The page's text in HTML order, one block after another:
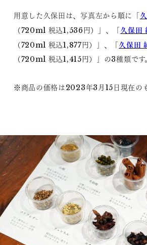
用意した久保田は、写真左から順に「
（720ml 税込1,536円）」、「久保田
（720ml 税込1,877円）」、「久保田
（720ml 税込1,415円）」の3種類です。
※商品の価格は2023年3月15日現在のも